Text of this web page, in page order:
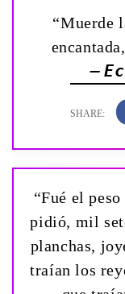
“Muerde
—
“Fué el
pidió, mil
planchas,
traían los